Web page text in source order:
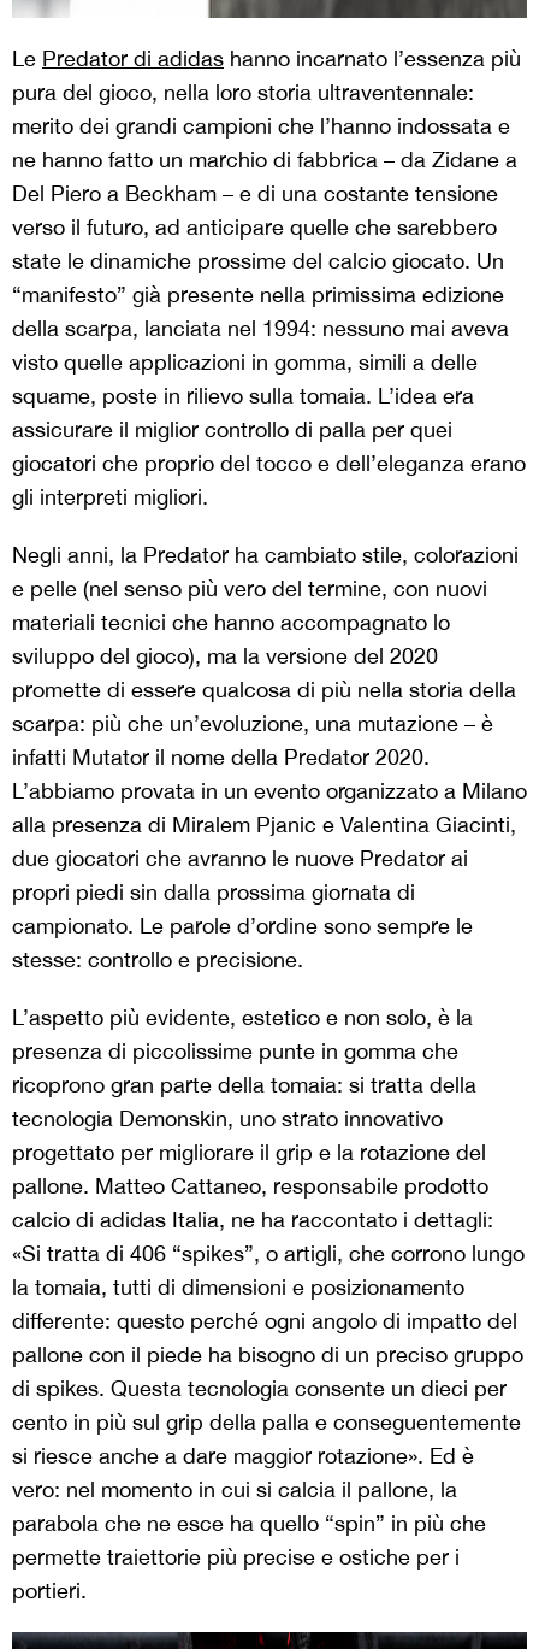
Le Predator di adidas hanno incarnato l’essenza più
pura del gioco, nella loro storia ultraventennale:
merito dei grandi campioni che l’hanno indossata e
ne hanno fatto un marchio di fabbrica – da Zidane a
Del Piero a Beckham – e di una costante tensione
verso il futuro, ad anticipare quelle che sarebbero
state le dinamiche prossime del calcio giocato. Un
“manifesto” già presente nella primissima edizione
della scarpa, lanciata nel 1994: nessuno mai aveva
visto quelle applicazioni in gomma, simili a delle
squame, poste in rilievo sulla tomaia. L’idea era
assicurare il miglior controllo di palla per quei
giocatori che proprio del tocco e dell’eleganza erano
gli interpreti migliori.
Negli anni, la Predator ha cambiato stile, colorazioni
e pelle (nel senso più vero del termine, con nuovi
materiali tecnici che hanno accompagnato lo
sviluppo del gioco), ma la versione del 2020
promette di essere qualcosa di più nella storia della
scarpa: più che un’evoluzione, una mutazione – è
infatti Mutator il nome della Predator 2020.
L’abbiamo provata in un evento organizzato a Milano
alla presenza di Miralem Pjanic e Valentina Giacinti,
due giocatori che avranno le nuove Predator ai
propri piedi sin dalla prossima giornata di
campionato. Le parole d’ordine sono sempre le
stesse: controllo e precisione.
L’aspetto più evidente, estetico e non solo, è la
presenza di piccolissime punte in gomma che
ricoprono gran parte della tomaia: si tratta della
tecnologia Demonskin, uno strato innovativo
progettato per migliorare il grip e la rotazione del
pallone. Matteo Cattaneo, responsabile prodotto
calcio di adidas Italia, ne ha raccontato i dettagli:
«Si tratta di 406 “spikes”, o artigli, che corrono lungo
la tomaia, tutti di dimensioni e posizionamento
differente: questo perché ogni angolo di impatto del
pallone con il piede ha bisogno di un preciso gruppo
di spikes. Questa tecnologia consente un dieci per
cento in più sul grip della palla e conseguentemente
si riesce anche a dare maggior rotazione». Ed è
vero: nel momento in cui si calcia il pallone, la
parabola che ne esce ha quello “spin” in più che
permette traiettorie più precise e ostiche per i
portieri.